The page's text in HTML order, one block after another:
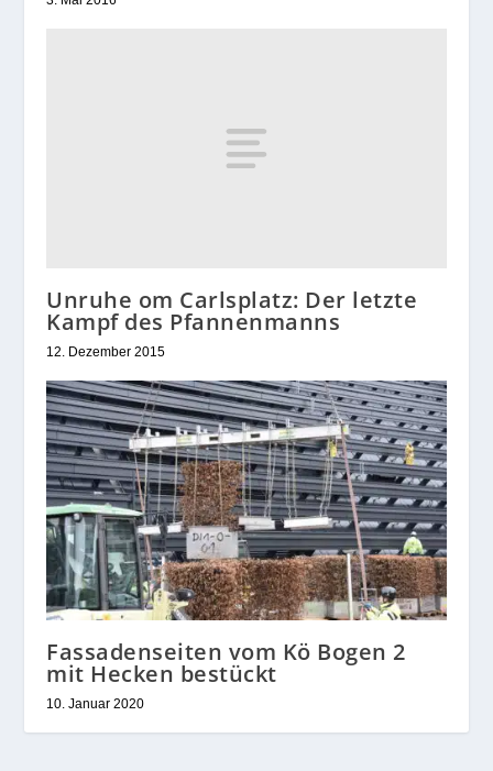
Unruhe om Carlsplatz: Der letzte
Kampf des Pfannenmanns
12. Dezember 2015
Fassadenseiten vom Kö Bogen 2
mit Hecken bestückt
10. Januar 2020